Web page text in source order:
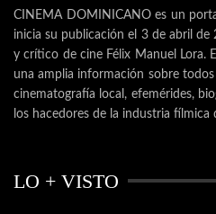
CINEMA DOMINICANO es un
inicia su publicación el 3 de abril
y crítico de cine Félix Manuel Lora.
una amplia información sobre
cinematografía local, efemérides,
los hacedores de la industria fílmica
LO + VISTO